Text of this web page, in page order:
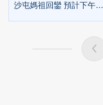
沙屯媽祖回鑾 預計下午